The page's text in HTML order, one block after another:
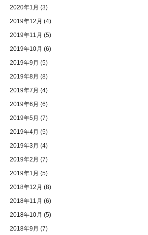
2020年1月 (3)
2019年12月 (4)
2019年11月 (5)
2019年10月 (6)
2019年9月 (5)
2019年8月 (8)
2019年7月 (4)
2019年6月 (6)
2019年5月 (7)
2019年4月 (5)
2019年3月 (4)
2019年2月 (7)
2019年1月 (5)
2018年12月 (8)
2018年11月 (6)
2018年10月 (5)
2018年9月 (7)